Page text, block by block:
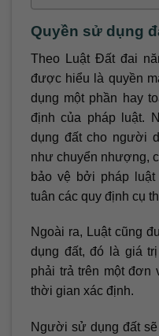
Quyền sử dụng
Theo Luật Đất đai
được hiểu là quyền
dụng một phần hay
định của pháp luật.
dụng đất cho người
như chuyển nhượng,
bảo vệ bởi pháp
tuân các quy định cụ
Ngoài ra, Luật cũng
dụng đất, đó là giá
phải trả trên một đơn
thời gian xác định.
Người sử dụng đất